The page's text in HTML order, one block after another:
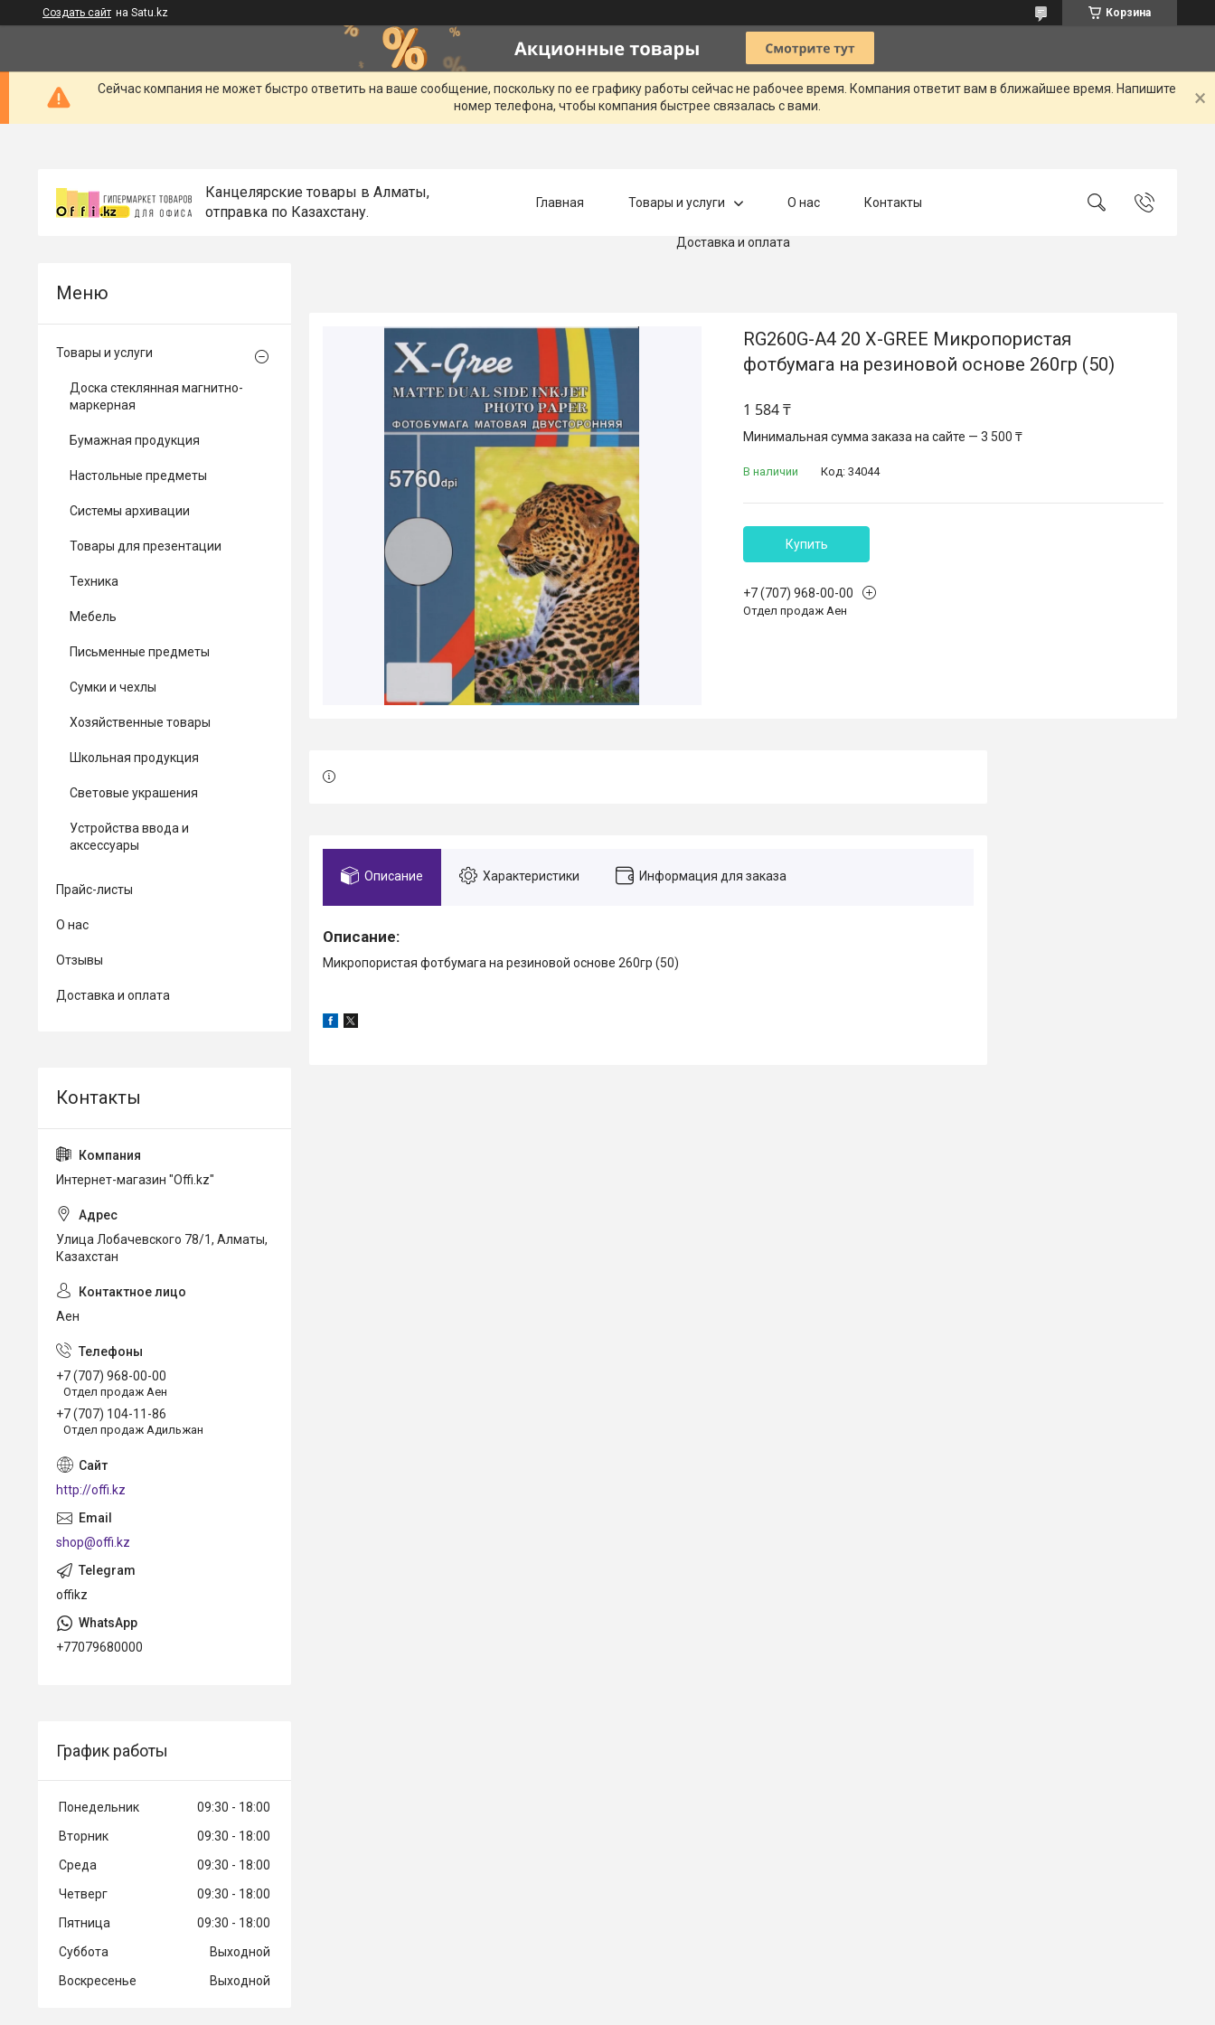
Создать сайт на Satu.kz Корзина
Сейчас компания не может быстро ответить на ваше сообщение, поскольку по ее графику работы сейчас не рабочее время. Компания ответит вам в ближайшее время. Напишите
номер телефона, чтобы компания быстрее связалась с вами.
Канцелярские товары в Алматы,
отправка по Казахстану.
Главная Товары и услуги О нас Контакты
Доставка и оплата
RG260G-A4 20 X-GREE Микропористая
фотбумага на резиновой основе 260гр (50)
1 584 ₸
Минимальная сумма заказа на сайте — 3 500 ₸
В наличии Код: 34044
Купить
+7 (707) 968-00-00
Отдел продаж Аен
Описание Характеристики Информация для заказа
Описание:
Микропористая фотбумага на резиновой основе 260гр (50)
Товары и услуги
Доска стеклянная магнитно-
маркерная
Бумажная продукция
Настольные предметы
Системы архивации
Товары для презентации
Техника
Мебель
Письменные предметы
Сумки и чехлы
Хозяйственные товары
Школьная продукция
Световые украшения
Устройства ввода и
аксессуары
Прайс-листы
О нас
Отзывы
Доставка и оплата
Интернет-магазин "Offi.kz"
Улица Лобачевского 78/1, Алматы,
Казахстан
Аен
+7 (707) 968-00-00
Отдел продаж Аен
+7 (707) 104-11-86
Отдел продаж Адильжан
http://offi.kz
shop@offi.kz
offikz
+77079680000
График работы
Понедельник 09:30
18:00
Вторник
09:30
18:00
Среда
09:30
18:00
Четверг
09:30
18:00
Пятница
09:30
18:00
Суббота
Выходной
Воскресенье
Выходной